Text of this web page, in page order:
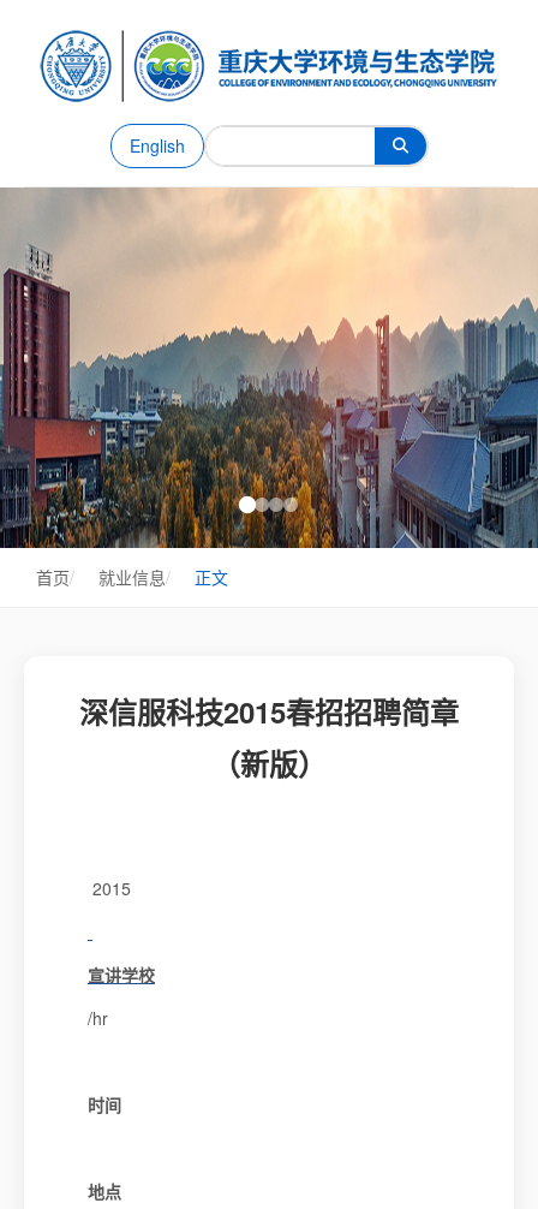
English
首页/ 就业信息/ 正文
深信服科技2015春招招聘简章
（新版）
2015
宣讲学校
/hr
时间
地点